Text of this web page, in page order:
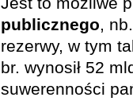
publicznego,
rezerwy, w tym
br. wynosił 52
suwerenności